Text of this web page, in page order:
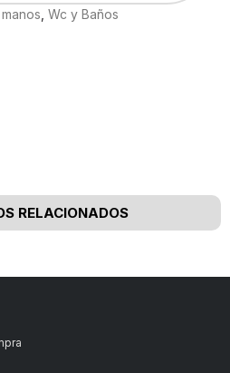
Wc y Baños
RELACIONADOS